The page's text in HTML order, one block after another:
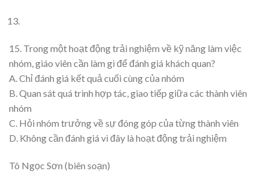
15. Trong một hoạt động trải nghiệm về kỹ năng làm việc
nhóm, giáo viên cần làm gì để đánh giá khách quan?
A. Chỉ đánh giá kết quả cuối cùng của nhóm
B. Quan sát quá trình hợp tác, giao tiếp giữa các thành viên
nhóm
C. Hỏi nhóm trưởng về sự đóng góp của từng thành viên
D. Không cần đánh giá vì đây là hoạt động trải nghiệm
Tô Ngọc Sơn (biên soạn)